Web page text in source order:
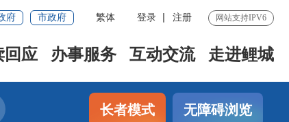
府 市政府 繁体 登录 注册 网站支持IPV6
回应 办事服务 互动交流 走进鲤城
长者模式 无障碍浏览